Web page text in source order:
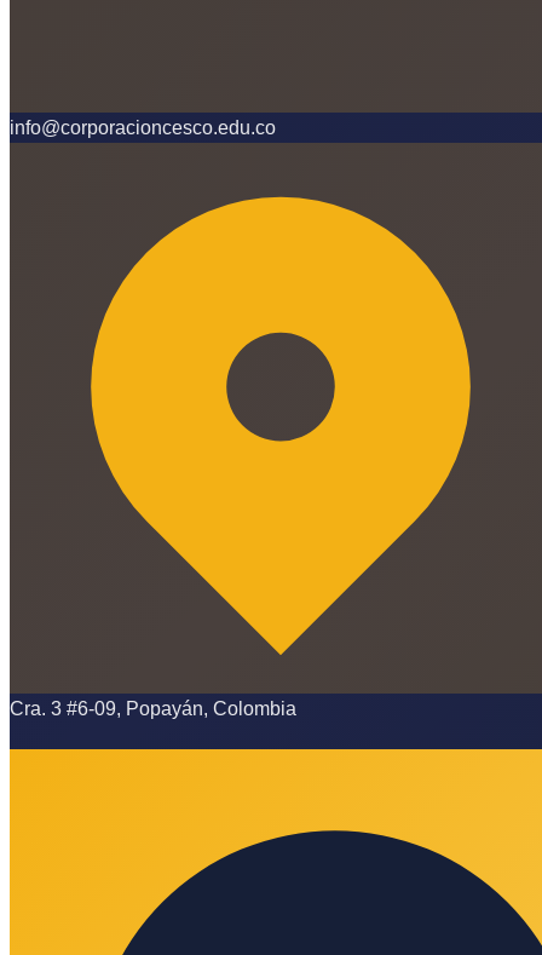
info@corporacioncesco.edu.co
Cra. 3 #6-09, Popayán, Colombia